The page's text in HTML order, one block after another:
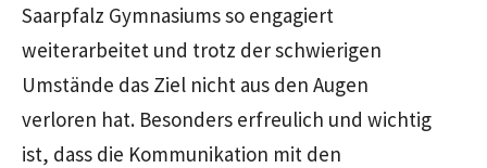
Saarpfalz Gymnasiums so engagiert
weiterarbeitet und trotz der schwierigen
Umstände das Ziel nicht aus den Augen
verloren hat. Besonders erfreulich und wichtig
ist, dass die Kommunikation mit den